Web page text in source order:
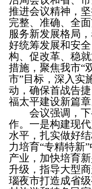
推进会议精神，
完整、准确、全
服务新发展格局
好统筹发展和安
构、促改革、稳
措施，聚焦我市“
市”目标，深入实
动，确保首战告
福太平建设新篇章
会议强调，下
作。一是构建现
水平，扎实做好
力培育“专精特新
产业，加快培育
升级，指导大型
瑙夜市打造成省